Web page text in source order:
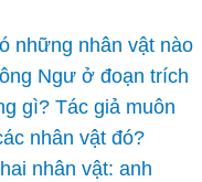
những nhân vật nào
Ngư ở đoạn trích
gì? Tác giả muôn
nhân vật đó?
nhân vật: anh